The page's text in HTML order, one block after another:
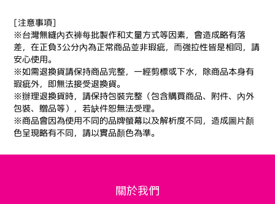
[注意事項]
※台灣無縫內衣褲每批製作和丈量方式等因素，會造成略有落
差，在正負3公分內為正常商品並非瑕疵， 而強拉性皆是相同，請
安心使用。
※如需退換貨請保持商品完整，一經剪標或下水，除商品本身有
瑕疵外，即無法接受退換貨。
※辦理退換貨時，請保持包裝完整（包含購買商品、附件、內外
包裝、贈品等），若缺件恕無法受理。
※商品會因為使用不同的品牌螢幕以及解析度不同，造成圖片顏
色呈現略有不同，請以實品顏色為準。
關於我們